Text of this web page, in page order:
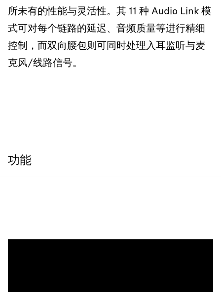
所未有的性能与灵活性。其 11 种 Audio Link 模
式可对每个链路的延迟、音频质量等进行精细
控制，而双向腰包则可同时处理入耳监听与麦
克风/线路信号。
功能